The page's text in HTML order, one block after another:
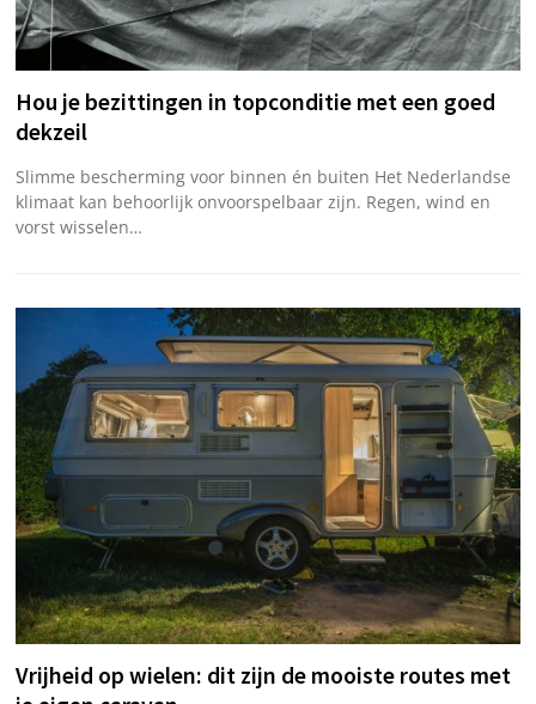
Hou je bezittingen in topconditie met een goed
dekzeil
Slimme bescherming voor binnen én buiten Het Nederlandse
klimaat kan behoorlijk onvoorspelbaar zijn. Regen, wind en
vorst wisselen…
Vrijheid op wielen: dit zijn de mooiste routes met